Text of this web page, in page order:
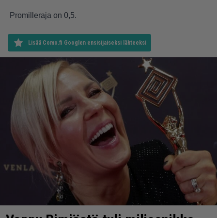
Promilleraja on 0,5.
Lisää Como.fi Googlen ensisijaiseksi lähteeksi